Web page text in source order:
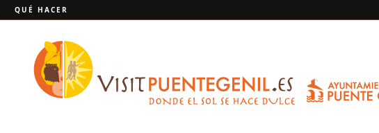
QUÉ HACER